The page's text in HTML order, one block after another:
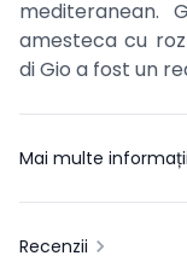
mediteranean.
amesteca cu
di Gio a fost un
Mai multe informații
Recenzii